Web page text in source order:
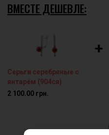
ВМЕСТЕ ДЕШЕВЛЕ:
Серьги серебряные с
янтарём (904ся)
2 100.00 грн.
+